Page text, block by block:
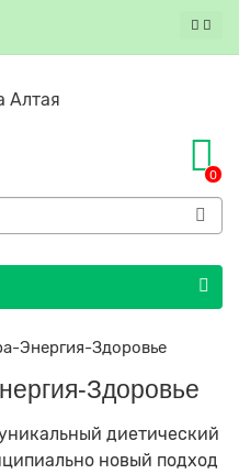
0
Энергия-Здоровье
Здоровье
диетический
новый подход